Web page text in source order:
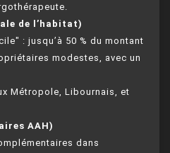
de l’habitat)
: jusqu’à 50 % du montant
modestes, avec un
Métropole, Libournais, et
AAH)
dans